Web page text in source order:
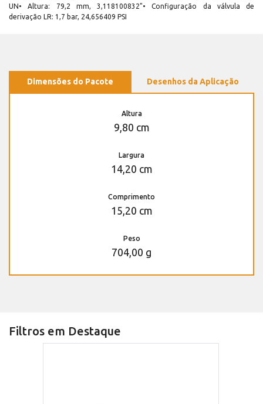
UN• Altura: 79,2 mm, 3,118100832"• Configuração da válvula de
derivação LR: 1,7 bar, 24,656409 PSI
Dimensões do Pacote Desenhos da Aplicação
Altura
9,80 cm
Largura
14,20 cm
Comprimento
15,20 cm
Peso
704,00 g
Filtros em Destaque